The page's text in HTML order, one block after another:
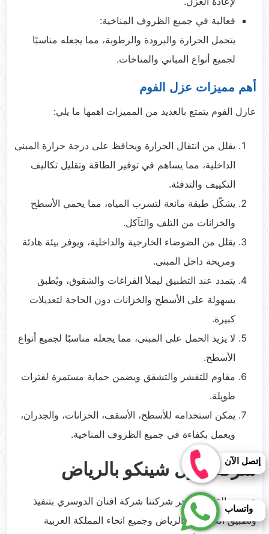
فعالية في جميع الظروف المناخية:
يتحمل الحرارة والبرودة والرطوبة، مما يجعله مناسبًا
لجميع أنواع المباني والمناخات.
أهم مميزات عزل الفوم
عازل الفوم يتمتع بالعديد من المميزات اهمها ما يلي:
يقلل من انتقال الحرارة ويحافظ على درجة حرارة المبنى
الداخلية، مما يساهم في توفير الطاقة وتقليل تكاليف
التكييف والتدفئة.
يشكّل طبقة مانعة لتسرب المياه، مما يحمي الأسطح
والخزانات من التلف والتآكل.
يقلل من الضوضاء الخارجية والداخلية، ويوفر بيئة هادئة
ومريحة داخل المبنى.
يتمدد عند التطبيق ليملأ الفراغات والشقوق، ويُطبق
بسهولة على الأسطح والخزانات دون الحاجة لتعديلات
كبيرة.
لا يزيد الحمل على المبنى، مما يجعله مناسبًا لجميع أنواع
الأسطح.
مقاوم للتقشر والتشقق ويضمن حماية مستمرة لفترات
طويلة.
يمكن استخدامه للأسطح، الأسقف، الخزانات، والجدران،
ويعمل بكفاءة في جميع الظروف المناخية.
شركة عزل شينكو بالرياض
عزيزي القارئ تفتخر شركتنا شركة افنان الدوسري بتنفيذ
وتطبيق العزل في الرياض وجميع انحاء المملكة العربية
واتساب
إتصل الآن